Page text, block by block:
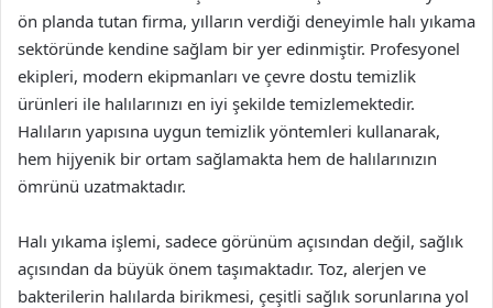
ön planda tutan firma, yılların verdiği deneyimle halı yıkama
sektöründe kendine sağlam bir yer edinmiştir. Profesyonel
ekipleri, modern ekipmanları ve çevre dostu temizlik
ürünleri ile halılarınızı en iyi şekilde temizlemektedir.
Halıların yapısına uygun temizlik yöntemleri kullanarak,
hem hijyenik bir ortam sağlamakta hem de halılarınızın
ömrünü uzatmaktadır.
Halı yıkama işlemi, sadece görünüm açısından değil, sağlık
açısından da büyük önem taşımaktadır. Toz, alerjen ve
bakterilerin halılarda birikmesi, çeşitli sağlık sorunlarına yol